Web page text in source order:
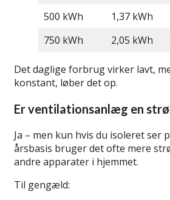
500 kWh
1,37 kWh
750 kWh
2,05 kWh
Det daglige forbrug virker lavt,
konstant, løber det op.
Er ventilationsanlæg en
Ja – men kun hvis du isoleret ser
årsbasis bruger det ofte mere
andre apparater i hjemmet.
Til gengæld: